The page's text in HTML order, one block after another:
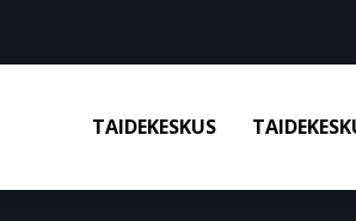
TAIDEKESKUS